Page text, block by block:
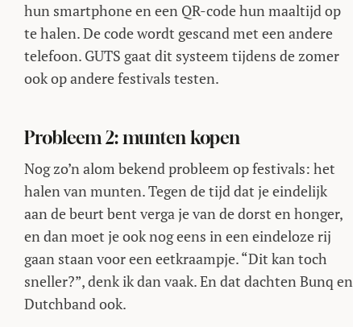
hun smartphone en een QR-code hun maaltijd op
te halen. De code wordt gescand met een andere
telefoon. GUTS gaat dit systeem tijdens de zomer
ook op andere festivals testen.
Probleem 2: munten kopen
Nog zo’n alom bekend probleem op festivals: het
halen van munten. Tegen de tijd dat je eindelijk
aan de beurt bent verga je van de dorst en honger,
en dan moet je ook nog eens in een eindeloze rij
gaan staan voor een eetkraampje. “Dit kan toch
sneller?”, denk ik dan vaak. En dat dachten Bunq en
Dutchband ook.